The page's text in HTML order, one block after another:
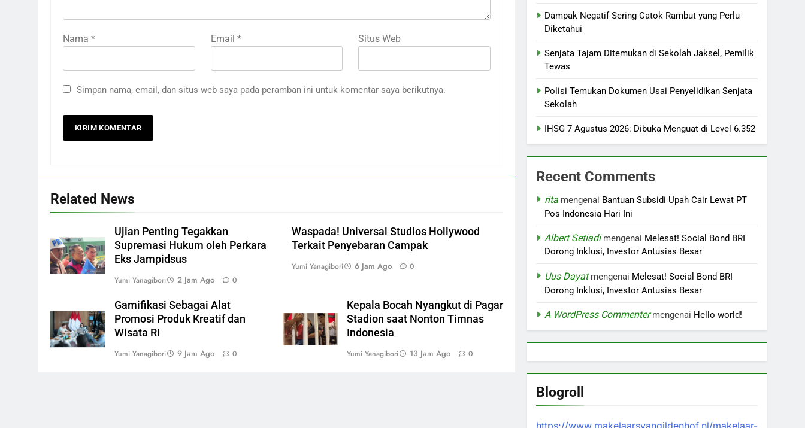
Nama * Email * Situs Web
Simpan nama, email, dan situs web saya pada peramban ini untuk komentar saya berikutnya.
Related News
Ujian Penting Tegakkan
Supremasi Hukum oleh Perkara
Eks Jampidsus
Yumi Yanagibori 2 Jam Ago 0
Waspada! Universal Studios Hollywood
Terkait Penyebaran Campak
Yumi Yanagibori 6 Jam Ago 0
Gamifikasi Sebagai Alat
Promosi Produk Kreatif dan
Wisata RI
Yumi Yanagibori 9 Jam Ago 0
Kepala Bocah Nyangkut di Pagar
Stadion saat Nonton Timnas
Indonesia
Yumi Yanagibori 13 Jam Ago 0
Dampak Negatif Sering Catok Rambut yang Perlu
Diketahui
Senjata Tajam Ditemukan di Sekolah Jaksel, Pemilik
Tewas
Polisi Temukan Dokumen Usai Penyelidikan Senjata
Sekolah
IHSG 7 Agustus 2026: Dibuka Menguat di Level 6.352
Recent Comments
rita mengenai Bantuan Subsidi Upah Cair Lewat PT
Pos Indonesia Hari Ini
Albert Setiadimengenai Melesat! Social Bond BRI
Dorong Inklusi, Investor Antusias Besar
Uus Dayatmengenai Melesat! Social Bond BRI
Dorong Inklusi, Investor Antusias Besar
A WordPress Commentermengenai Hello world!
Blogroll
https://www.makelaarsvangildenhof.nl/makelaar-